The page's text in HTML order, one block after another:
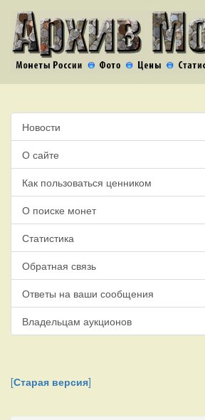
Новости
О сайте
Как пользоваться ценником
О поиске монет
Статистика
Обратная связь
Ответы на ваши сообщения
Владельцам аукционов
[Старая версия]